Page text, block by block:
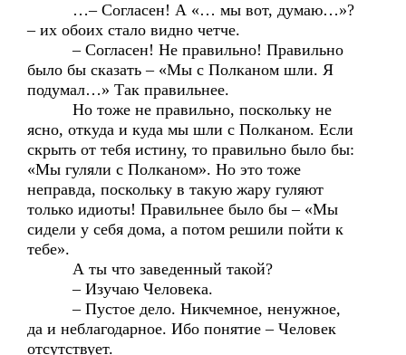
…– Согласен! А «… мы вот, думаю…»?
– их обоих стало видно четче.
– Согласен! Не правильно! Правильно
было бы сказать – «Мы с Полканом шли. Я
подумал…» Так правильнее.
Но тоже не правильно, поскольку не
ясно, откуда и куда мы шли с Полканом. Если
скрыть от тебя истину, то правильно было бы:
«Мы гуляли с Полканом». Но это тоже
неправда, поскольку в такую жару гуляют
только идиоты! Правильнее было бы – «Мы
сидели у себя дома, а потом решили пойти к
тебе».
А ты что заведенный такой?
– Изучаю Человека.
– Пустое дело. Никчемное, ненужное,
да и неблагодарное. Ибо понятие – Человек
отсутствует.